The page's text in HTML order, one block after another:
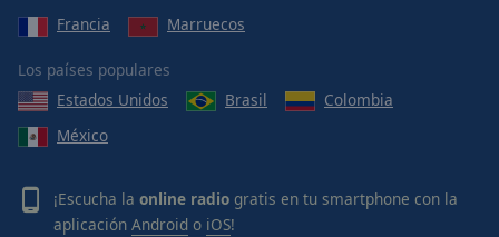
Francia
Marruecos
Los países populares
Estados Unidos
Brasil
Colombia
México
¡Escucha la online radio gratis en tu smartphone con la
aplicación Android o iOS!